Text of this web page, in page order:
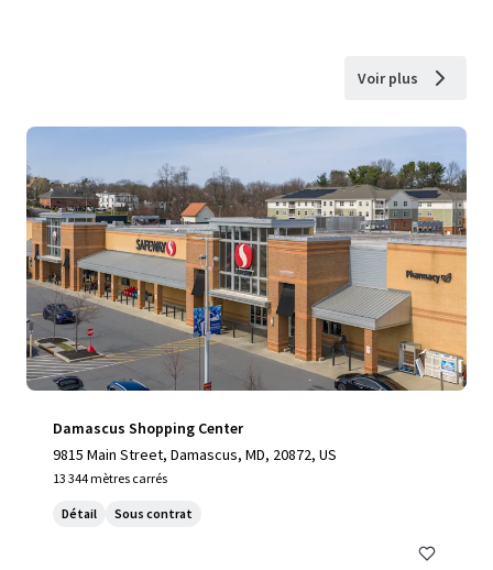
Voir plus
Damascus Shopping Center
9815 Main Street, Damascus, MD, 20872, US
13 344 mètres carrés
Détail Sous contrat